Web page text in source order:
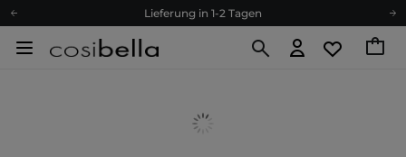
Lieferung in 1-2 Tagen
Empfehle uns weiter und sammle noch mehr Punkte
Versand nach Deutschland und Österreich